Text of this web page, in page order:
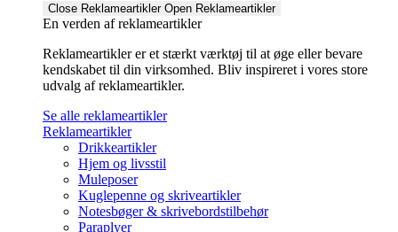
Close Reklameartikler Open Reklameartikler
En verden af reklameartikler ​
Reklameartikler er et stærkt værktøj til at øge eller bevare
kendskabet til din virksomhed. Bliv inspireret i vores store
udvalg af reklameartikler.
Se alle reklameartikler
Reklameartikler
Drikkeartikler
Hjem og livsstil
Muleposer
Kuglepenne og skriveartikler
Notesbøger & skrivebordstilbehør
Paraplyer